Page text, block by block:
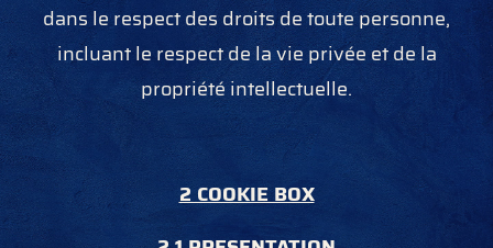
dans le respect des droits de toute personne,
incluant le respect de la vie privée et de la
propriété intellectuelle.
2 COOKIE BOX